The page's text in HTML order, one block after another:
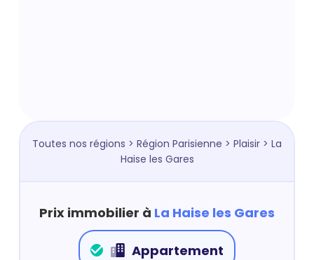
Toutes nos régions > Région Parisienne > Plaisir > La
Haise les Gares
Prix immobilier à La Haise les Gares
Appartement